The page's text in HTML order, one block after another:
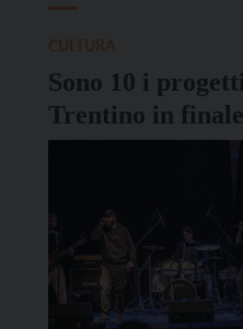
Sono 10 i
Trentino in
UploadSounds